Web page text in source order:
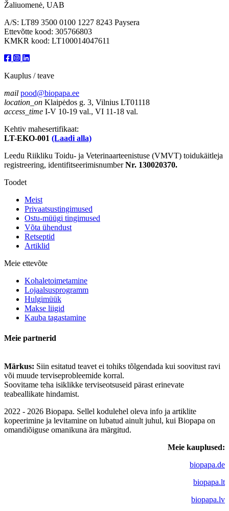
Žaliuomenė, UAB
A/S: LT89 3500 0100 1227 8243 Paysera
Ettevõtte kood: 305766803
KMKR kood: LT100014047611
Kauplus / teave
mail pood@biopapa.ee
location_on Klaipėdos g. 3, Vilnius LT01118
access_time I-V 10-19 val., VI 11-18 val.
Kehtiv mahesertifikaat:
LT-EKO-001 (Laadi alla)
Leedu Riikliku Toidu- ja Veterinaarteenistuse (VMVT) toidukäitleja
registreering, identifitseerimisnumberNr. 130020370.
Toodet
Meist
Privaatsustingimused
Ostu-müügi tingimused
Võta ühendust
Retseptid
Artiklid
Meie ettevõte
Kohaletoimetamine
Lojaalsusprogramm
Hulgimüük
Makse liigid
Kauba tagastamine
Meie partnerid
Märkus: Siin esitatud teavet ei tohiks tõlgendada kui soovitust ravi
või muude terviseprobleemide korral.
Soovitame teha isiklikke terviseotsuseid pärast erinevate
teabeallikate hindamist.
2022 - 2026 Biopapa. Sellel kodulehel oleva info ja artiklite
kopeerimine ja levitamine on lubatud ainult juhul, kui Biopapa on
omandiõiguse omanikuna ära märgitud.
Meie kauplused:
biopapa.de
biopapa.lt
biopapa.lv